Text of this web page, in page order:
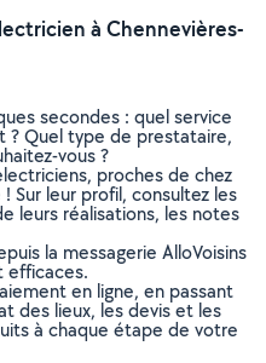
à Chennevières-
secondes : quel service
? Quel type de prestataire,
vous ?
proches de chez
Sur leur profil, consultez les
leurs réalisations, les notes
la messagerie AlloVoisins
efficaces.
en ligne, en passant
des lieux, les devis et les
à chaque étape de votre